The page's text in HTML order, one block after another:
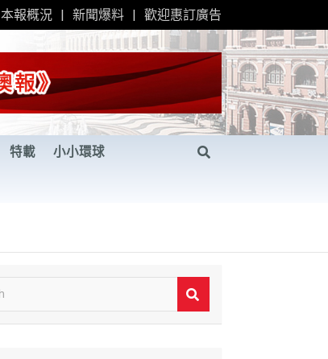
本報概況 新聞爆料 歡迎惠訂廣告
特載 小小環球